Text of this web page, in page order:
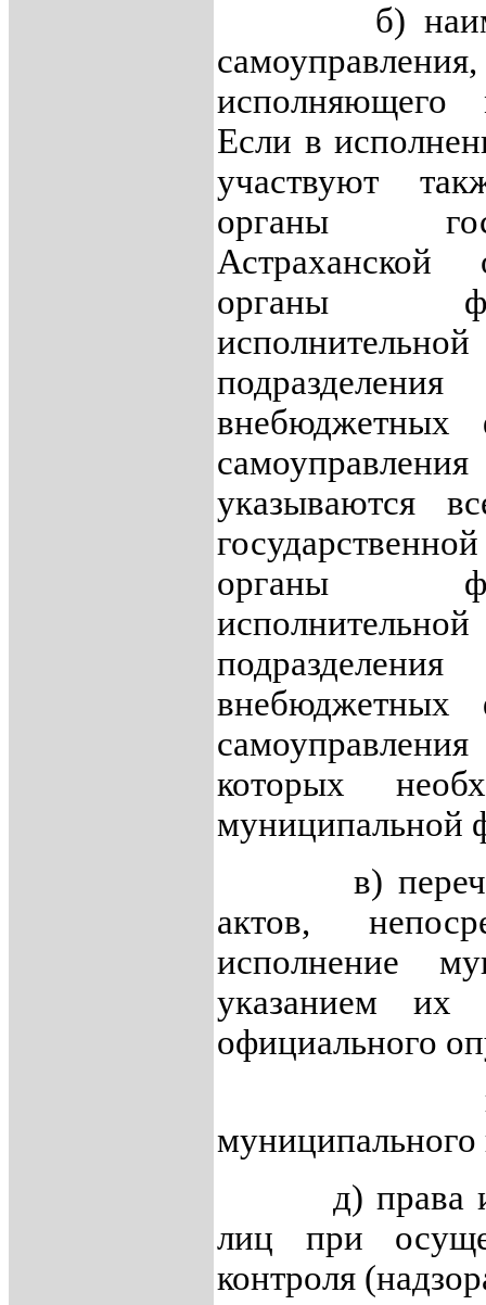
б)
исполняющего
Если в
участвуют
органы
Астраханской
органы
внебюджетных
указываются
органы
внебюджетных
которых
муниципальной
в) перечень
актов,
исполнение
указанием их
официального
г)
муниципального
д) права и
лиц при
контроля